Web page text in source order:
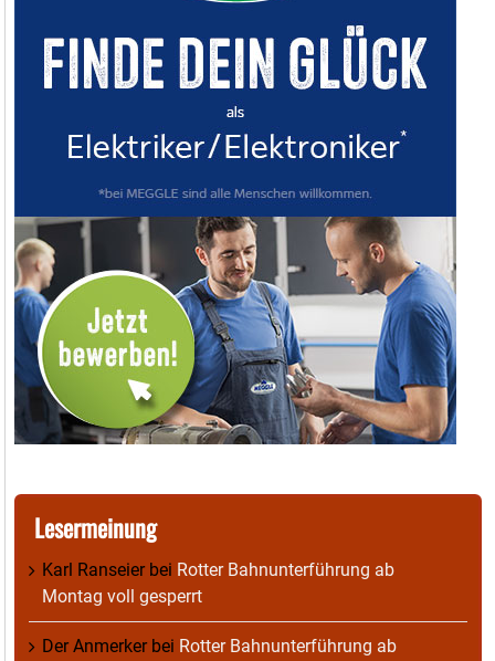
Lesermeinung
Karl Ranseierbei Rotter Bahnunterführung ab
Montag voll gesperrt
Der Anmerkerbei Rotter Bahnunterführung ab